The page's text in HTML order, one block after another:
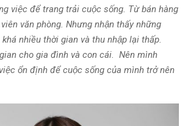
việc để trang trải cuộc sống. Từ bán hàng
văn phòng. Nhưng nhận thấy những
nhiều thời gian và thu nhập lại thấp.
cho gia đình và con cái. Nên mình
ổn định để cuộc sống của mình trở nên